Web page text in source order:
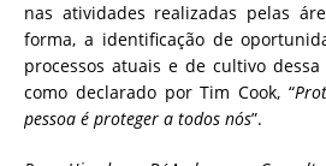
nas atividades realizadas pelas
forma, a identificação de
processos atuais e de cultivo
como declarado por Tim Cook, “
pessoa é proteger a todos nós”.